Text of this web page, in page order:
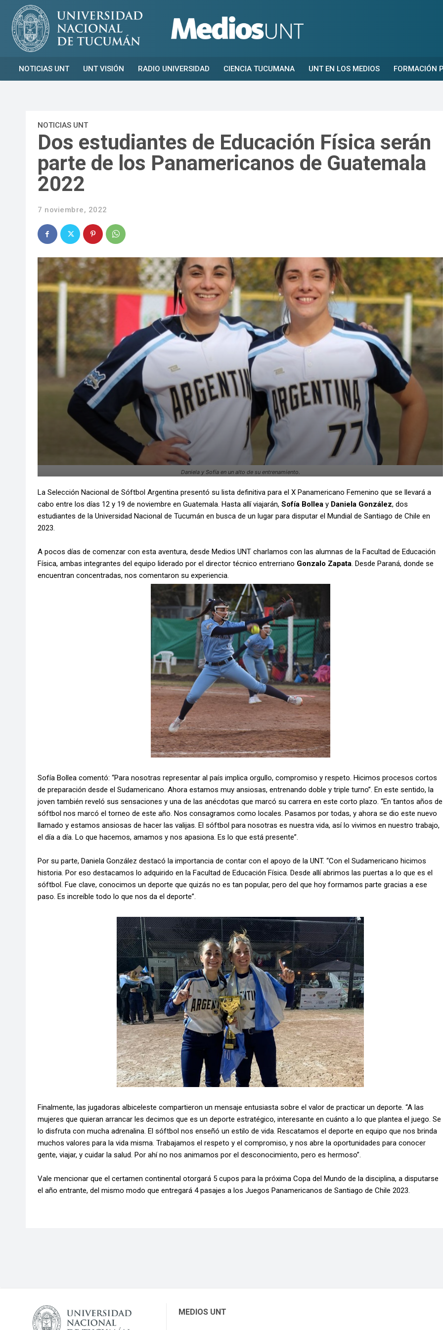
NOTICIAS UNT UNT VISIÓN RADIO UNIVERSIDAD CIENCIA TUCUMANA UNT EN LOS MEDIOS FORMACIÓN
NOTICIAS UNT
Dos estudiantes de Educación Física serán
parte de los Panamericanos de Guatemala
2022
7 noviembre, 2022
Daniela y Sofía en un alto de su entrenamiento.
La Selección Nacional de Sóftbol Argentina presentó su lista definitiva para el X Panamericano Femenino que se llevará a
cabo entre los días 12 y 19 de noviembre en Guatemala. Hasta allí viajarán, Sofía Bollea y Daniela González, dos
estudiantes de la Universidad Nacional de Tucumán en busca de un lugar para disputar el Mundial de Santiago de Chile en
2023.
A pocos días de comenzar con esta aventura, desde Medios UNT charlamos con las alumnas de la Facultad de Educación
Física, ambas integrantes del equipo liderado por el director técnico entrerriano Gonzalo Zapata. Desde Paraná, donde se
encuentran concentradas, nos comentaron su experiencia.
Sofía Bollea comentó: “Para nosotras representar al país implica orgullo, compromiso y respeto. Hicimos procesos cortos
de preparación desde el Sudamericano. Ahora estamos muy ansiosas, entrenando doble y triple turno”. En este sentido, la
joven también reveló sus sensaciones y una de las anécdotas que marcó su carrera en este corto plazo. “En tantos años de
sóftbol nos marcó el torneo de este año. Nos consagramos como locales. Pasamos por todas, y ahora se dio este nuevo
llamado y estamos ansiosas de hacer las valijas. El sóftbol para nosotras es nuestra vida, así lo vivimos en nuestro trabajo,
el día a día. Lo que hacemos, amamos y nos apasiona. Es lo que está presente”.
Por su parte, Daniela González destacó la importancia de contar con el apoyo de la UNT. “Con el Sudamericano hicimos
historia. Por eso destacamos lo adquirido en la Facultad de Educación Física. Desde allí abrimos las puertas a lo que es el
sóftbol. Fue clave, conocimos un deporte que quizás no es tan popular, pero del que hoy formamos parte gracias a ese
paso. Es increíble todo lo que nos da el deporte”.
Finalmente, las jugadoras albiceleste compartieron un mensaje entusiasta sobre el valor de practicar un deporte. “A las
mujeres que quieran arrancar les decimos que es un deporte estratégico, interesante en cuánto a lo que plantea el juego. Se
lo disfruta con mucha adrenalina. El sóftbol nos enseñó un estilo de vida. Rescatamos el deporte en equipo que nos brinda
muchos valores para la vida misma. Trabajamos el respeto y el compromiso, y nos abre la oportunidades para conocer
gente, viajar, y cuidar la salud. Por ahí no nos animamos por el desconocimiento, pero es hermoso”.
Vale mencionar que el certamen continental otorgará 5 cupos para la próxima Copa del Mundo de la disciplina, a disputarse
el año entrante, del mismo modo que entregará 4 pasajes a los Juegos Panamericanos de Santiago de Chile 2023.
MEDIOS UNT